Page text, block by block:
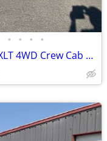
• • • •
2024 Ford Super Duty F-550 DRW XLT 4WD Crew Cab 203 WB 84 CA